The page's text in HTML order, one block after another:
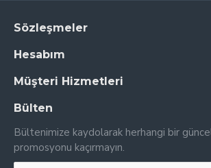
Sözleşmeler
Hesabım
Müşteri Hizmetleri
Bülten
Bültenimize kaydolarak herhangi bir
promosyonu kaçırmayın.